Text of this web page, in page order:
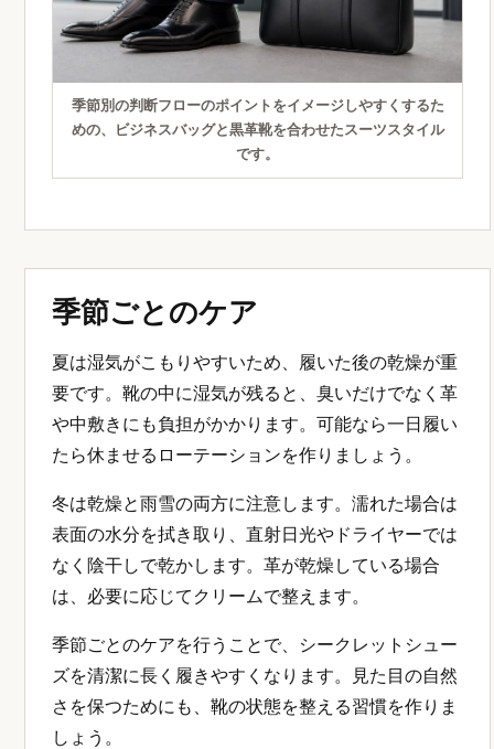
季節別の判断フローのポイントをイメージしやすくするた
めの、ビジネスバッグと黒革靴を合わせたスーツスタイル
です。
季節ごとのケア
夏は湿気がこもりやすいため、履いた後の乾燥が重
要です。靴の中に湿気が残ると、臭いだけでなく革
や中敷きにも負担がかかります。可能なら一日履い
たら休ませるローテーションを作りましょう。
冬は乾燥と雨雪の両方に注意します。濡れた場合は
表面の水分を拭き取り、直射日光やドライヤーでは
なく陰干しで乾かします。革が乾燥している場合
は、必要に応じてクリームで整えます。
季節ごとのケアを行うことで、シークレットシュー
ズを清潔に長く履きやすくなります。見た目の自然
さを保つためにも、靴の状態を整える習慣を作りま
しょう。